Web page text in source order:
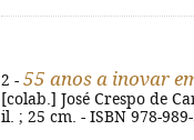
2 - 55 anos a inovar
[colab.] José Crespo de
il. ; 25 cm. - ISBN 978-989-